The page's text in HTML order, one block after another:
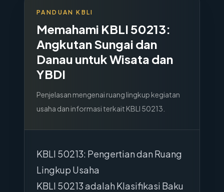
PANDUAN KBLI
Memahami KBLI 50213:
Angkutan Sungai dan
Danau untuk Wisata dan
YBDI
Penjelasan mengenai ruang lingkup kegiatan
usaha dan informasi terkait KBLI 50213
KBLI 50213: Pengertian dan Ruang
Lingkup Usaha
KBLI 50213 adalah Klasifikasi Baku